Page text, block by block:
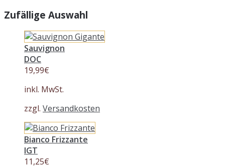
Zufällige Auswahl
Sauvignon
DOC
19,99€
inkl. MwSt.
zzgl. Versandkosten
Bianco Frizzante
IGT
11,25€